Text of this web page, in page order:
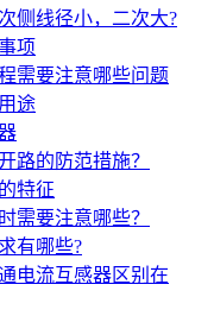
侧线径小，二次大?
项
需要注意哪些问题
途
路的防范措施？
特征
需要注意哪些？
有哪些?
电流互感器区别在